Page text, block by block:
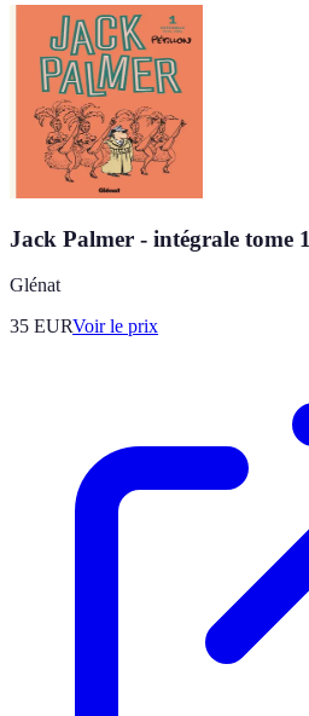
Jack Palmer - intégrale tome 1
Glénat
35 EURVoir le prix